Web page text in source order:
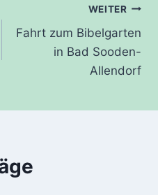
WEITER
Fahrt zum Bibelgarten
in Bad Sooden-
Allendorf